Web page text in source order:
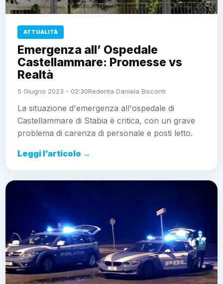
ATTUALITÀ
Emergenza all’ Ospedale
Castellammare: Promesse vs
Realtà
5 Giugno 2023 - 02:30Redenta Daniela Bisconti
La situazione d'emergenza all'ospedale di
Castellammare di Stabia è critica, con un grave
problema di carenza di personale e posti letto.
Leggi l’articolo →